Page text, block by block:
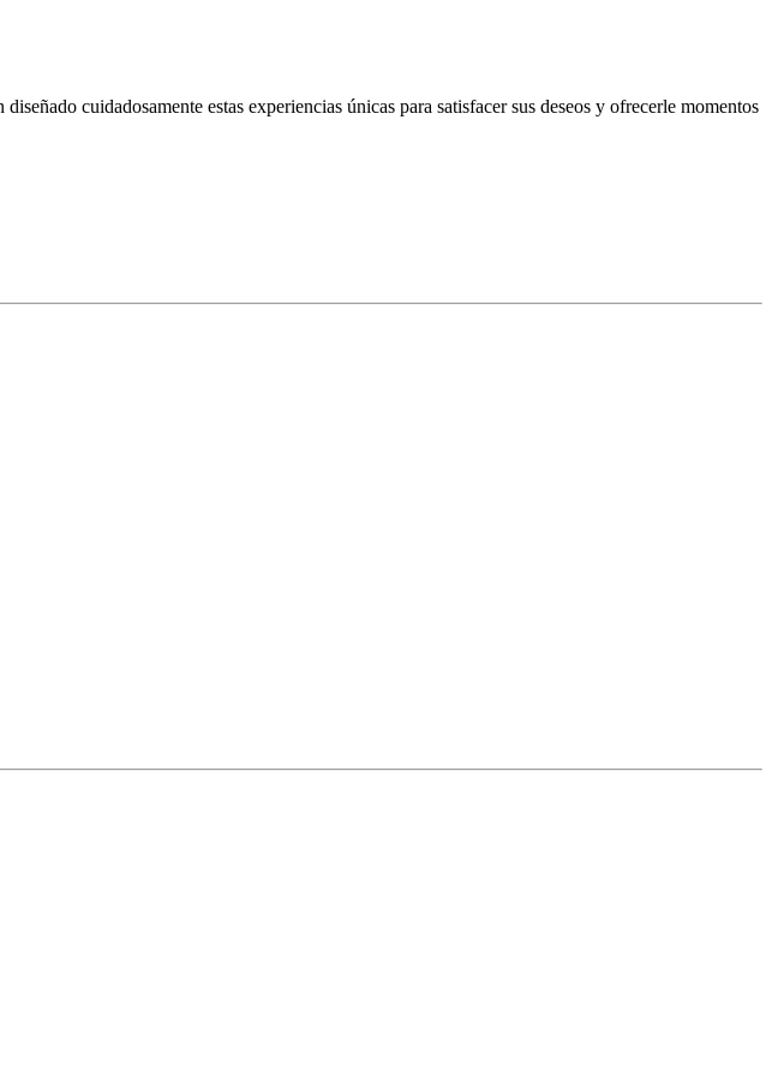
cuidadosamente estas experiencias únicas para satisfacer sus deseos y ofrecerle momentos